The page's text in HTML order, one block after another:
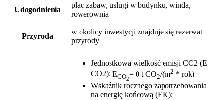
Udogodnienia
plac zabaw, usługi w budynku, winda,
rowerownia
Przyroda
w okolicy inwestycji znajduje się rezerwat
przyrody
Jednostkowa wielkość emisji CO2 (E
CO2): ECO2
= 0 t CO2/(m2 * rok)
Wskaźnik rocznego zapotrzebowania
na energię końcową (EK):